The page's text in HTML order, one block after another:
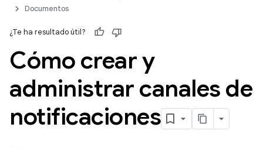
Documentos
¿Te ha resultado útil?
Cómo crear y
administrar canales de
notificaciones